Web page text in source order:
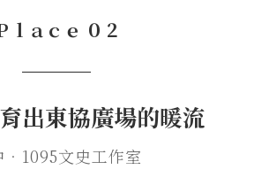
ｌａｃｅ ０２
───
出東協廣場的暖流
．1095文史工作室